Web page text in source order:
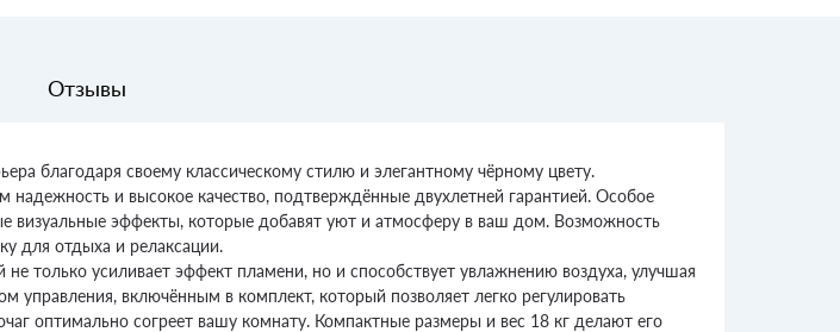
Отзывы
благодаря своему классическому стилю и элегантному чёрному цвету.
и высокое качество, подтверждённые двухлетней гарантией. Особое
визуальные эффекты, которые добавят уют и атмосферу в ваш дом. Возможность
для отдыха и релаксации.
только усиливает эффект пламени, но и способствует увлажнению воздуха, улучшая
управления, включённым в комплект, который позволяет легко регулировать
оптимально согреет вашу комнату. Компактные размеры и вес 18 кг делают его